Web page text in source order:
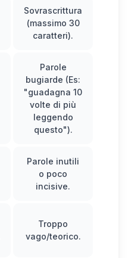
Sovrascrittura
(massimo 30
caratteri).
Parole
bugiarde (Es:
"guadagna 10
volte di più
leggendo
questo").
Parole inutili
o poco
incisive.
Troppo
vago/teorico.